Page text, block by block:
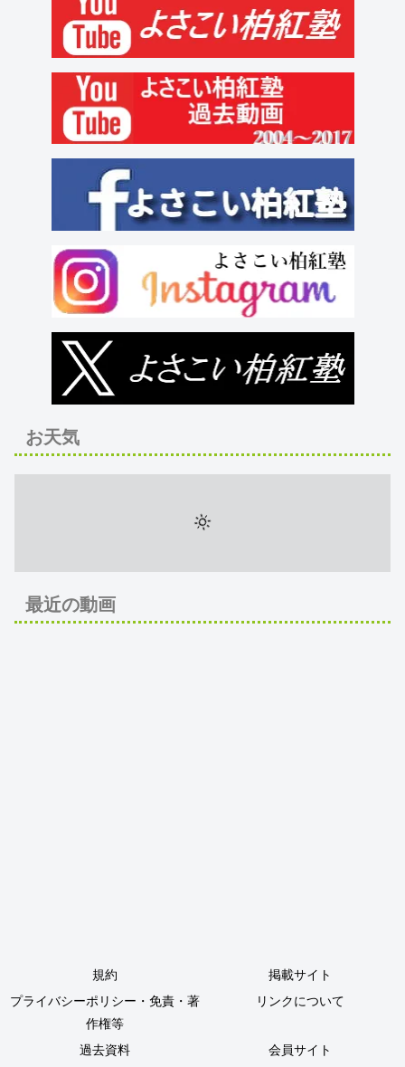
お天気
最近の動画
規約
掲載サイト
プライバシーポリシー・免責・著
作権等
リンクについて
過去資料 会員サイト